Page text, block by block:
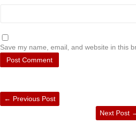
Save my name, email, and website in this
← Previous Post
Next Post